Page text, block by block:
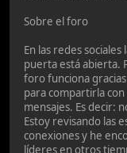
Sobre el foro
En las redes
puerta está abierta.
foro funciona
para compartirla con
mensajes. Es decir:
Estoy revisando las
conexiones y he
líderes en otros